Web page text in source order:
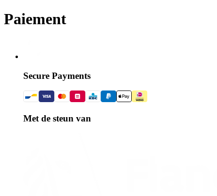
Paiement
Secure Payments
Met de steun van